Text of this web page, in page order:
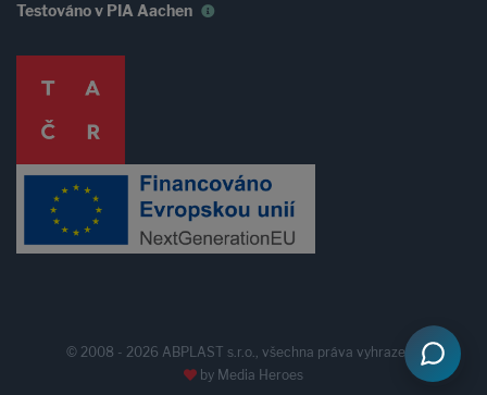
Testováno v PIA Aachen
© 2008 - 2026 ABPLAST s.r.o., všechna práva vyhrazena
by Media Heroes